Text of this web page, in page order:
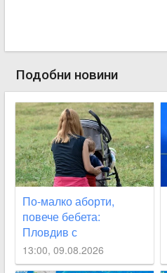
Подобни новини
По-малко аборти,
повече бебета:
Пловдив с
обнадеждаващ
демографски обрат
13:00, 09.08.2026